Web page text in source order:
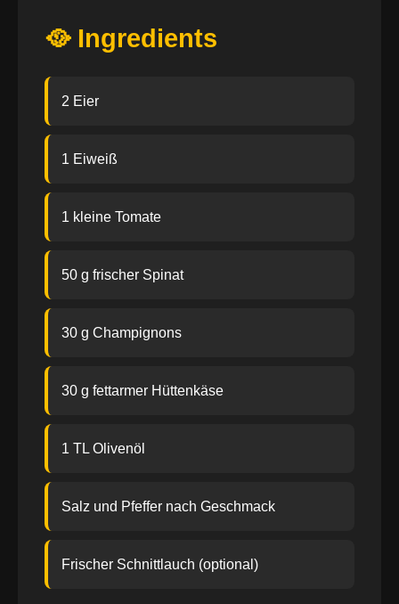
🥘 Ingredients
2 Eier
1 Eiweiß
1 kleine Tomate
50 g frischer Spinat
30 g Champignons
30 g fettarmer Hüttenkäse
1 TL Olivenöl
Salz und Pfeffer nach Geschmack
Frischer Schnittlauch (optional)